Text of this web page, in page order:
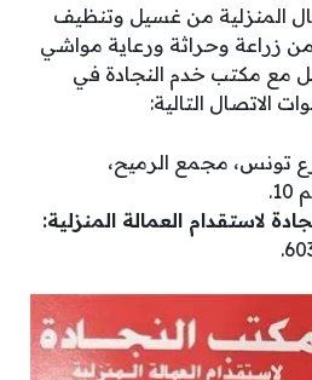
المنزلية من غسيل وتنظيف
زراعة وحراثة ورعاية مواشي
مع مكتب خدم النجادة في
الاتصال التالية:
تونس، مجمع الرميح،
لاستقدام العمالة المنزلية: